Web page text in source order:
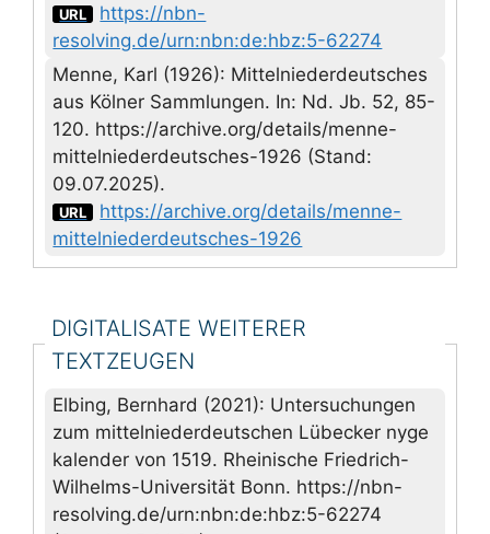
URL
https://nbn-
resolving.de/urn:nbn:de:hbz:5-62274
Menne, Karl (1926): Mittelniederdeutsches
aus Kölner Sammlungen. In: Nd. Jb. 52, 85-
120. https://archive.org/details/menne-
mittelniederdeutsches-1926 (Stand:
09.07.2025).
URL
https://archive.org/details/menne-
mittelniederdeutsches-1926
DIGITALISATE WEITERER
TEXTZEUGEN
Elbing, Bernhard (2021): Untersuchungen
zum mittelniederdeutschen Lübecker nyge
kalender von 1519. Rheinische Friedrich-
Wilhelms-Universität Bonn. https://nbn-
resolving.de/urn:nbn:de:hbz:5-62274